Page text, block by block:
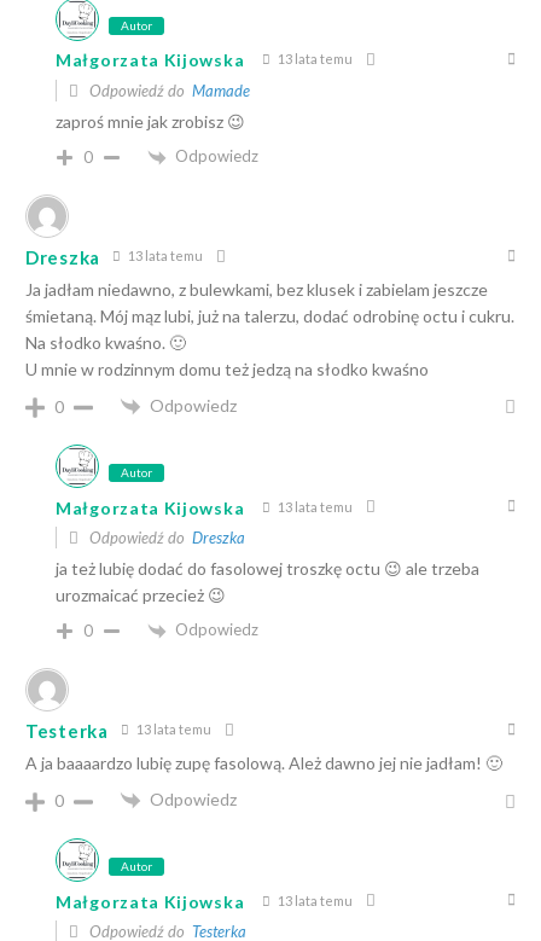
Autor
Małgorzata Kijowska 13 lata temu
Odpowiedź do Mamade
zaproś mnie jak zrobisz 😉
0 Odpowiedz
Dreszka 13 lata temu
Ja jadłam niedawno, z bulewkami, bez klusek i zabielam jeszcze
śmietaną. Mój mąz lubi, już na talerzu, dodać odrobinę octu i cukru.
Na słodko kwaśno. 🙂
U mnie w rodzinnym domu też jedzą na słodko kwaśno
0
Odpowiedz
Autor
Małgorzata Kijowska 13 lata temu
Odpowiedź do Dreszka
ja też lubię dodać do fasolowej troszkę octu 😉 ale trzeba
urozmaicać przecież 😉
0 Odpowiedz
Testerka 13 lata temu
A ja baaaardzo lubię zupę fasolową. Ależ dawno jej nie jadłam! 🙂
0
Odpowiedz
Autor
Małgorzata Kijowska 13 lata temu
Odpowiedź do Testerka